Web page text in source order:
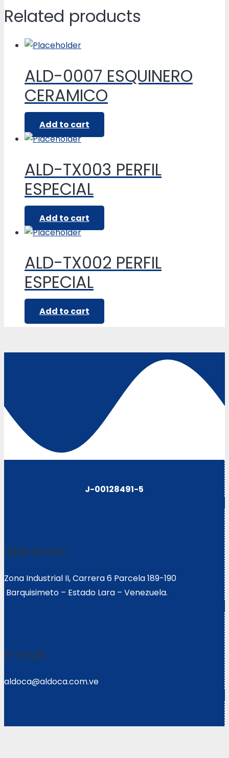
Related products
ALD-0007 ESQUINERO
CERAMICO
Add to cart
ALD-TX003 PERFIL
ESPECIAL
Add to cart
ALD-TX002 PERFIL
ESPECIAL
Add to cart
J-00128491-5
Ubicación:
Zona Industrial II, Carrera 6 Parcela 189-190
Barquisimeto – Estado Lara – Venezuela.
E-mail:
aldoca@aldoca.com.ve